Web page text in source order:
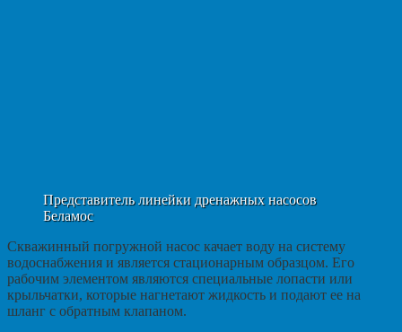
Представитель линейки дренажных насосов
Беламос
Скважинный погружной насос качает воду на систему
водоснабжения и является стационарным образцом. Его
рабочим элементом являются специальные лопасти или
крыльчатки, которые нагнетают жидкость и подают ее на
шланг с обратным клапаном.